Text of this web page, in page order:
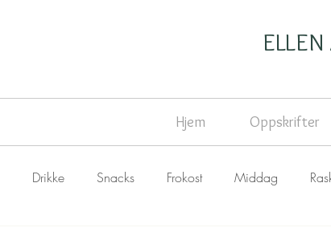
Drikke Snacks Frokost Middag
Hjem Oppskrifter